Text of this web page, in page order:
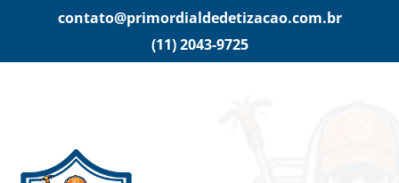
contato@primordialdedetizacao.com.br
(11) 2043-9725